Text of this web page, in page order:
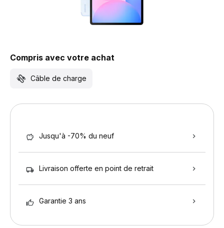
Compris avec votre achat
Câble de charge
Jusqu'à -70% du neuf
Livraison offerte en point de retrait
Garantie 3 ans